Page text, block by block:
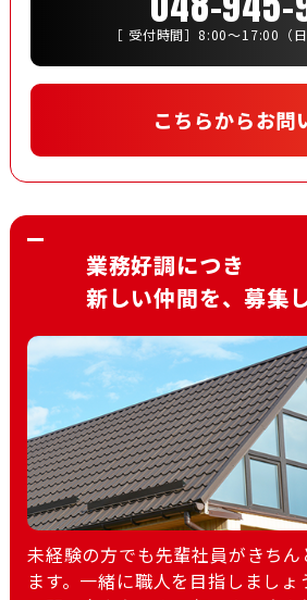
［ 受付時間］8:00〜17:00（日
こちらからお問
業務好調につき
新しい仲間を、募集
未経験の方でも先輩社員がきち
ます。一緒に職人を目指しまし